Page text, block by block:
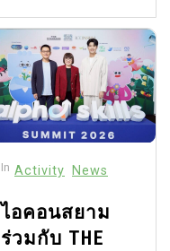
In Activity News
ไอคอนสยาม
ร่วมกับ THE